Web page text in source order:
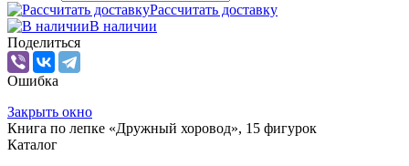
Рассчитать доставку
В наличии
Поделиться
Ошибка
Закрыть окно
Книга по лепке «Дружный хоровод», 15 фигурок
Каталог